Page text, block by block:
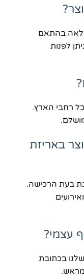
בהתאם
לפנות
עסקים לכל רחבי הארץ.
באריזת
בעת הרכישה.
עצמי?
בכתובת